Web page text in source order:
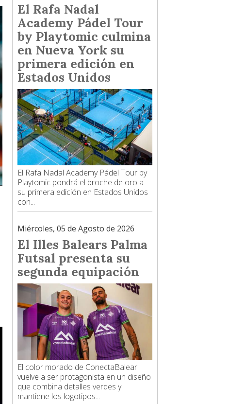
El Rafa Nadal
Academy Pádel Tour
by Playtomic culmina
en Nueva York su
primera edición en
Estados Unidos
El Rafa Nadal Academy Pádel Tour by
Playtomic pondrá el broche de oro a
su primera edición en Estados Unidos
con...
Miércoles, 05 de Agosto de 2026
El Illes Balears Palma
Futsal presenta su
segunda equipación
El color morado de ConectaBalear
vuelve a ser protagonista en un diseño
que combina detalles verdes y
mantiene los logotipos...